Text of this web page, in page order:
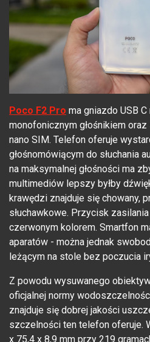
Poco F2 Pro ma gniazdo USB
monofonicznym głośnikiem
nano SIM. Telefon oferuje
głośnomówiącym do słuchania
na maksymalnej głośności ma
multimediów lepszy byłby
krawędzi znajduje się chowany,
słuchawkowe. Przycisk
czerwonym kolorem. Smartfon
aparatów - można jednak
leżącym na stole bez poczucia
Z powodu wysuwanego
oficjalnej normy
znajduje się dobrej jakości
szczelności ten telefon oferuje.
x 75,4 x 8,9 mm przy 219